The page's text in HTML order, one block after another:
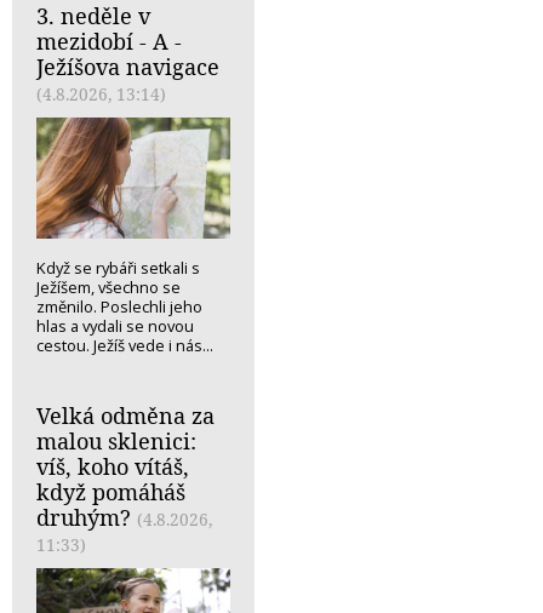
3. neděle v
mezidobí - A -
Ježíšova navigace
(4.8.2026, 13:14)
Když se rybáři setkali s
Ježíšem, všechno se
změnilo. Poslechli jeho
hlas a vydali se novou
cestou. Ježíš vede i nás...
Velká odměna za
malou sklenici:
víš, koho vítáš,
když pomáháš
druhým? (4.8.2026,
11:33)